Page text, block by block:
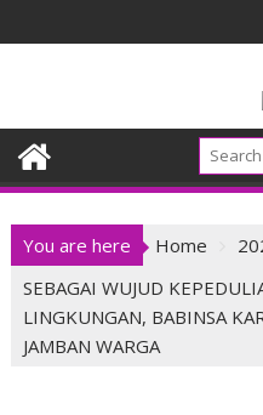
to
You are here Home
SEBAGAI WUJUD
LINGKUNGAN, BABINSA
JAMBAN WARGA